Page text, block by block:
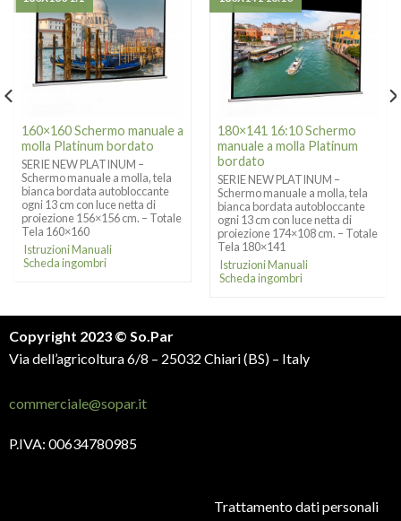
160×160 Schermo manuale a
molla Platinum bordato
SERIE NEW PLATINUM –
Schermo manuale a molla, tela
bianca bordata autobloccante
ogni 13 cm con luce netta di
proiezione 156×156 cm. – Totale
Tela 160×160
Istruzioni Manuali
Scheda ingombri
180×141 16:10 Schermo
manuale a molla Platinum
bordato
SERIE NEW PLATINUM –
Schermo manuale a molla, tela
bianca bordata autobloccante
ogni 13 cm con luce netta di
proiezione 174×108 cm. – Totale
Tela 180×141
Istruzioni Manuali
Scheda ingombri
Copyright 2023 © So.Par
Via dell’agricoltura 6/8 – 25032 Chiari (BS) – Italy
commerciale@sopar.it
P.IVA: 00634780985
Trattamento dati personali